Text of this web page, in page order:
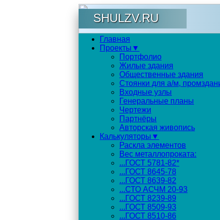
SHULZV.RU
Главная
Проекты▼
Портфолио
Жилые здания
Общественные здания
Стоянки для а/м,
Входные узлы
Генеральные планы
Чертежи
Партнёры
Авторская живопись
Калькуляторы▼
Раскла элементов
Вес металлопроката:
...ГОСТ 5781-82*
...ГОСТ 8645-78
...ГОСТ 8639-82
...СТО АСЧМ 20-93
...ГОСТ 8239-89
...ГОСТ 8509-93
...ГОСТ 8510-86